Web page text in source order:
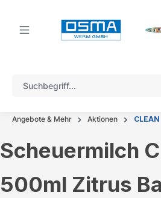
Angebote & Mehr Aktionen CLEAN
Scheuermilch
500ml Zitrus